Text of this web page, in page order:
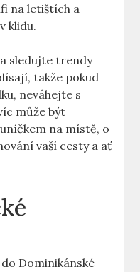
na letištích a
klidu.
sledujte trendy
takže pokud
neváhejte s
může být
na místě, o
vaší cesty a ať
Dominikánské